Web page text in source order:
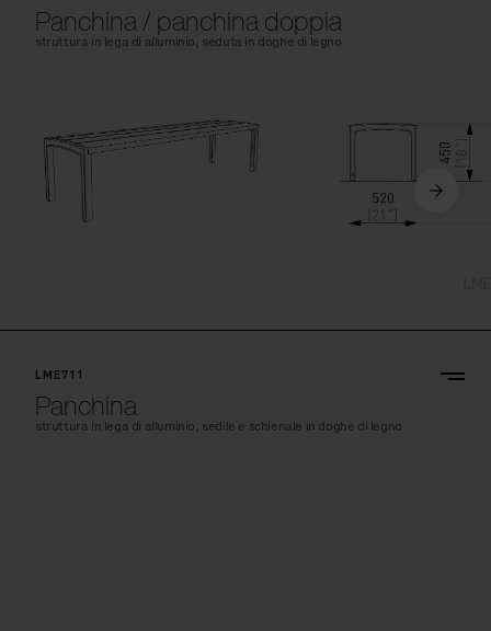
Panchina / panchina doppia
struttura in lega di alluminio, seduta in doghe di legno
LME711
Panchina
struttura in lega di alluminio, sedile e schienale in doghe di legno